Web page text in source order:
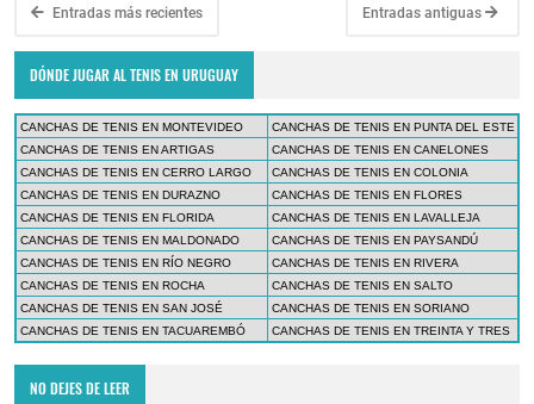
Entradas más recientes Entradas antiguas
DÓNDE JUGAR AL TENIS EN URUGUAY
CANCHAS DE TENIS EN MONTEVIDEO
CANCHAS DE TENIS EN PUNTA DEL ESTE
CANCHAS DE TENIS EN ARTIGAS
CANCHAS DE TENIS EN CANELONES
CANCHAS DE TENIS EN CERRO LARGO
CANCHAS DE TENIS EN COLONIA
CANCHAS DE TENIS EN DURAZNO
CANCHAS DE TENIS EN FLORES
CANCHAS DE TENIS EN FLORIDA
CANCHAS DE TENIS EN LAVALLEJA
CANCHAS DE TENIS EN MALDONADO
CANCHAS DE TENIS EN PAYSANDÚ
CANCHAS DE TENIS EN RÍO NEGRO
CANCHAS DE TENIS EN RIVERA
CANCHAS DE TENIS EN ROCHA
CANCHAS DE TENIS EN SALTO
CANCHAS DE TENIS EN SAN JOSÉ
CANCHAS DE TENIS EN SORIANO
CANCHAS DE TENIS EN TACUAREMBÓ
CANCHAS DE TENIS EN TREINTA Y TRES
NO DEJES DE LEER